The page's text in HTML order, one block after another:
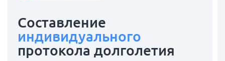
Составление
индивидуального
протокола долголетия